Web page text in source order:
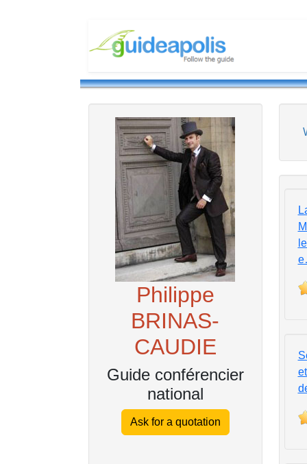
Philippe
BRINAS-
CAUDIE
Guide conférencier
national
Ask for a quotation